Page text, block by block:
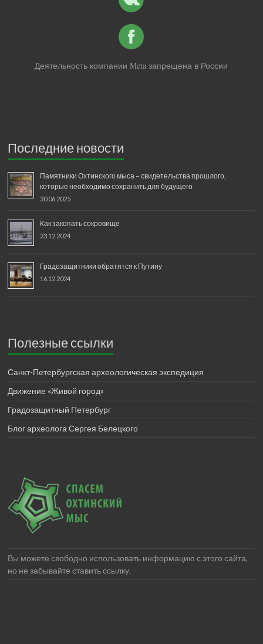
Деятельность компании Meta запрещена в России
Последние новости
Памятники Охтинского мыса – свидетельства прошлого,
которые необходимо сохранить для будущего
30.06.2025
Как закопать сокровище
23.12.2024
Градозащитники обратятся к Путину
16.12.2024
Полезные ссылки
Санкт-Петербургская археологическая экспедиция
Движение «Живой город»
Градозащитный Петербург
Блог археолога Сергея Белецкого
Вы можете свободно использовать информацию с этого сайта,
но не забывайте ставить ссылку.